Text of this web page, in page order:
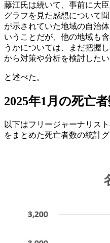
藤江氏は続いて、事前に大
グラフを見た感想について
が示されていた地域の自治
いうことだが、他の地域も
うかについては、まだ把握
から対策や分析を検討したい
と述べた。
2025年1月の死亡
以下はフリージャーナリス
をまとめた死亡者数の統計グ